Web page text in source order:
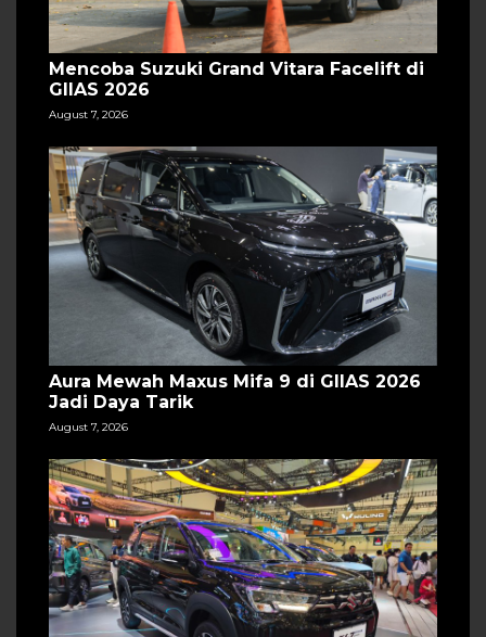
Mencoba Suzuki Grand Vitara Facelift di
GIIAS 2026
August 7, 2026
Aura Mewah Maxus Mifa 9 di GIIAS 2026
Jadi Daya Tarik
August 7, 2026